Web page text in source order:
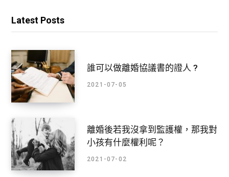
Latest Posts
誰可以做離婚協議書的證人 ?
2021-07-05
離婚後若我沒拿到監護權，那我對
小孩有什麼權利呢？
2021-07-02